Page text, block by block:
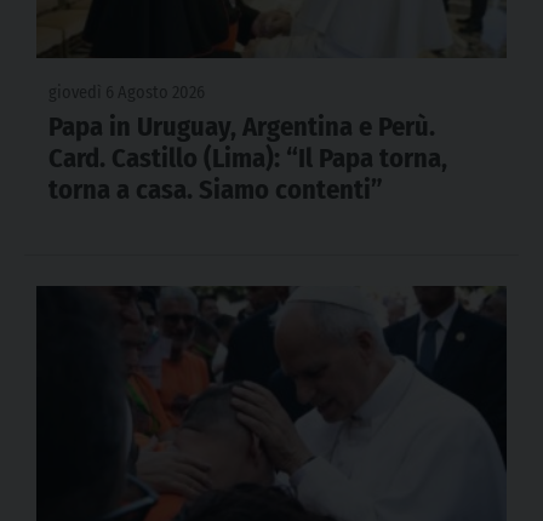
Papa in Uruguay, Argentina e Perù.
Card. Castillo (Lima): “Il Papa torna,
torna a casa. Siamo contenti”